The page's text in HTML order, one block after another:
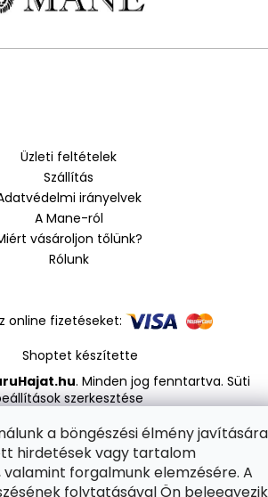
a böngészési élmény
hirdetések vagy tartalom
forgalmunk elemzésére. A
folytatásával Ön beleegyezik
Üzleti feltételek
Szállítás
irányelvek
A Mane-ról
vásároljon tőlünk?
Rólunk
online fizetéseket:
Shoptet készítette
. Minden jog fenntartva. Süti
szerkesztése